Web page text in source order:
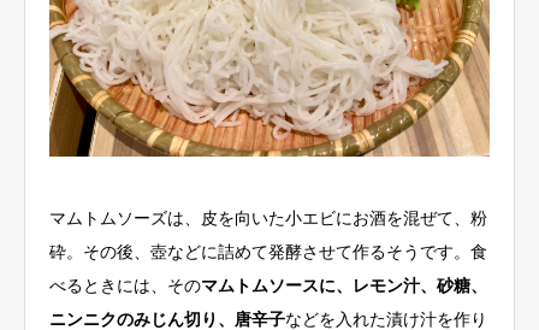
マムトムソーズは、皮を向いた小エビにお酒を混ぜて、粉
砕。その後、壺などに詰めて発酵させて作るそうです。食
べるときには、そのマムトムソースに、レモン汁、砂糖、
ニンニクのみじん切り、唐辛子などを入れた漬け汁を作り